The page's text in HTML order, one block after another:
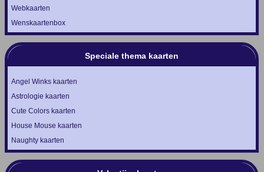
Webkaarten
Wenskaartenbox
Speciale thema kaarten
Angel Winks kaarten
Astrologie kaarten
Cute Colors kaarten
House Mouse kaarten
Naughty kaarten